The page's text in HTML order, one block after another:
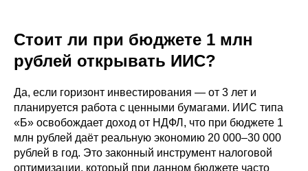
Стоит ли при бюджете 1 млн
рублей открывать ИИС?
Да, если горизонт инвестирования — от 3 лет и
планируется работа с ценными бумагами. ИИС типа
«Б» освобождает доход от НДФЛ, что при бюджете 1
млн рублей даёт реальную экономию 20 000–30 000
рублей в год. Это законный инструмент налоговой
оптимизации, который при данном бюджете часто